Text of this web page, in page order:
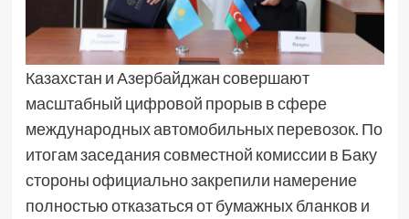
Казахстан и Азербайджан совершают
масштабный цифровой прорыв в сфере
международных автомобильных перевозок. По
итогам заседания совместной комиссии в Баку
стороны официально закрепили намерение
полностью отказаться от бумажных бланков и